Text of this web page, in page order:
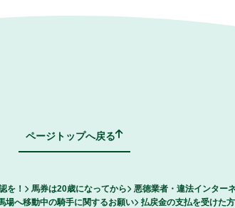
ページトップへ戻る
を！ 馬券は20歳になってから
悪徳業者・違法インター
場へ移動中の騎手に関するお願い 払戻金の支払を受けた